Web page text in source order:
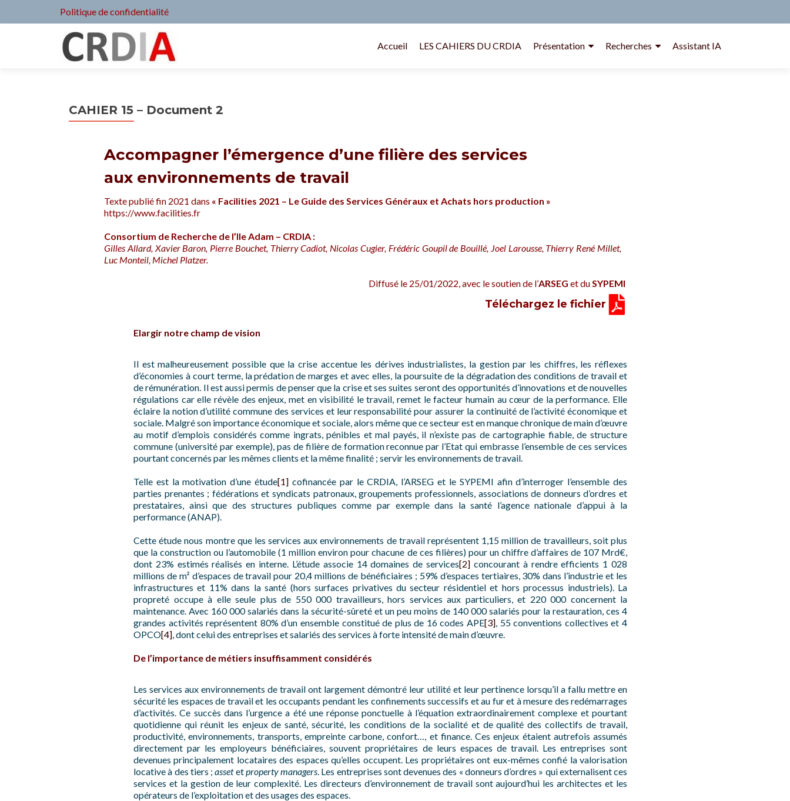
Politique de confidentialité
Accueil LES CAHIERS DU CRDIA Présentation Recherches Assistant IA
CAHIER 15 – Document 2
Accompagner l’émergence d’une filière des services
aux environnements de travail
Texte publié fin 2021 dans « Facilities 2021 – Le Guide des Services Généraux et Achats hors production »
https://www.facilities.fr
Consortium de Recherche de l’Ile Adam – CRDIA :
Gilles Allard, Xavier Baron, Pierre Bouchet, Thierry Cadiot, Nicolas Cugier, Frédéric Goupil de Bouillé, Joel Larousse, Thierry René Millet,
Luc Monteil, Michel Platzer.
Diffusé le 25/01/2022, avec le soutien de l’ARSEG et duSYPEMI
Téléchargez le fichier
Elargir notre champ de vision
Il est malheureusement possible que la crise accentue les dérives industrialistes, la gestion par les chiffres, les réflexes
d’économies à court terme, la prédation de marges et avec elles, la poursuite de la dégradation des conditions de travail et
de rémunération. Il est aussi permis de penser que la crise et ses suites seront des opportunités d’innovations et de nouvelles
régulations car elle révèle des enjeux, met en visibilité le travail, remet le facteur humain au cœur de la performance. Elle
éclaire la notion d’utilité commune des services et leur responsabilité pour assurer la continuité de l’activité économique et
sociale. Malgré son importance économique et sociale, alors même que ce secteur est en manque chronique de main d’œuvre
au motif d’emplois considérés comme ingrats, pénibles et mal payés, il n’existe pas de cartographie fiable, de structure
commune (université par exemple), pas de filière de formation reconnue par l’Etat qui embrasse l’ensemble de ces services
pourtant concernés par les mêmes clients et la même finalité ; servir les environnements de travail.
Telle est la motivation d’une étude[1] cofinancée par le CRDIA, l’ARSEG et le SYPEMI afin d’interroger l’ensemble des
parties prenantes ; fédérations et syndicats patronaux, groupements professionnels, associations de donneurs d’ordres et
prestataires, ainsi que des structures publiques comme par exemple dans la santé l’agence nationale d’appui à la
performance (ANAP).
Cette étude nous montre que les services aux environnements de travail représentent 1,15 million de travailleurs, soit plus
que la construction ou l’automobile (1 million environ pour chacune de ces filières) pour un chiffre d’affaires de 107 Mrd€,
dont 23% estimés réalisés en interne. L’étude associe 14 domaines de services[2] concourant à rendre efficients 1 028
millions de m² d’espaces de travail pour 20,4 millions de bénéficiaires ; 59% d’espaces tertiaires, 30% dans l’industrie et les
infrastructures et 11% dans la santé (hors surfaces privatives du secteur résidentiel et hors processus industriels). La
propreté occupe à elle seule plus de 550 000 travailleurs, hors services aux particuliers, et 220 000 concernent la
maintenance. Avec 160 000 salariés dans la sécurité-sûreté et un peu moins de 140 000 salariés pour la restauration, ces 4
grandes activités représentent 80% d’un ensemble constitué de plus de 16 codes APE[3], 55 conventions collectives et 4
OPCO[4], dont celui des entreprises et salariés des services à forte intensité de main d’œuvre.
De l’importance de métiers insuffisamment considérés
Les services aux environnements de travail ont largement démontré leur utilité et leur pertinence lorsqu’il a fallu mettre en
sécurité les espaces de travail et les occupants pendant les confinements successifs et au fur et à mesure des redémarrages
d’activités. Ce succès dans l’urgence a été une réponse ponctuelle à l’équation extraordinairement complexe et pourtant
quotidienne qui réunit les enjeux de santé, sécurité, les conditions de la socialité et de qualité des collectifs de travail,
productivité, environnements, transports, empreinte carbone, confort…, et finance. Ces enjeux étaient autrefois assumés
directement par les employeurs bénéficiaires, souvent propriétaires de leurs espaces de travail. Les entreprises sont
devenues principalement locataires des espaces qu’elles occupent. Les propriétaires ont eux-mêmes confié la valorisation
locative à des tiers ;assetetproperty managers. Les entreprises sont devenues des « donneurs d’ordres » qui externalisent ces
services et la gestion de leur complexité. Les directeurs d’environnement de travail sont aujourd’hui les architectes et les
opérateurs de l’exploitation et des usages des espaces.